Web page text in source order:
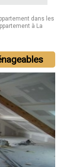
dans les
à La